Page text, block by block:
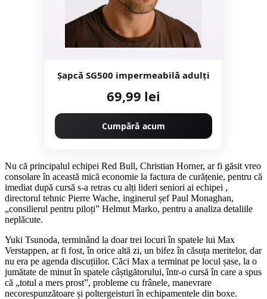
Șapcă SG500 impermeabilă adulți
69,99 lei
Cumpără acum
Nu că principalul echipei Red Bull, Christian Horner, ar fi găsit vreo
consolare în această mică economie la factura de curățenie, pentru că
imediat după cursă s-a retras cu alți lideri seniori ai echipei ,
directorul tehnic Pierre Wache, inginerul șef Paul Monaghan,
„consilierul pentru piloți” Helmut Marko, pentru a analiza detaliile
neplăcute.
Yuki Tsunoda, terminând la doar trei locuri în spatele lui Max
Verstappen, ar fi fost, în orice altă zi, un bifez în căsuța meritelor, dar
nu era pe agenda discuțiilor. Căci Max a terminat pe locul șase, la o
jumătate de minut în spatele câștigătorului, într-o cursă în care a spus
că „totul a mers prost”, probleme cu frânele, manevrare
necorespunzătoare și poltergeisturi în echipamentele din boxe.